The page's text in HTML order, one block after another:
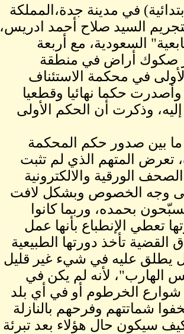
في مدينة جدة،المملكة
السيد صلاح أحمد ادريس،
السعودية، مع أربعة
صكوك أراض في منطقة
في محكمة الاستئناف
حكما نهائيا وقطعيا
وذكرت أن الحكم الأولى
ما بين صدور حكم المحكمة
تعرض المتهم الذي لم تثبت
الورقية والالكترونية
وجه الخصوص وبشكل لافت
بحمده، وربما كانوا
تعطي الإنطباع بأنها عمل
تأخذ دورتها الطبيعية
يطلق عليه في شيء غير قليل
الهارب"، لأنه لم يكن في
شوارع الخرطوم أو في أي بلد
شماتتهم وفرحهم بالنازلة
سيكون حال هؤلاء بعد تبرئة